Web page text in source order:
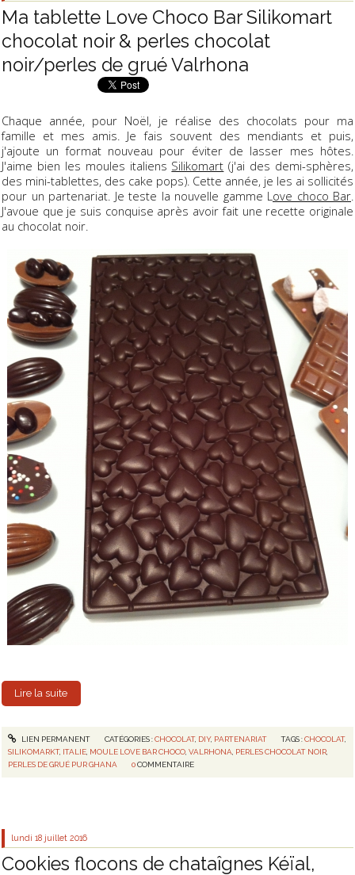
Ma tablette Love Choco Bar Silikomart
chocolat noir & perles chocolat
noir/perles de grué Valrhona
Chaque année, pour Noël, je réalise des chocolats pour ma
famille et mes amis. Je fais souvent des mendiants et puis,
j'ajoute un format nouveau pour éviter de lasser mes hôtes.
J'aime bien les moules italiens Silikomart (j'ai des demi-sphères,
des mini-tablettes, des cake pops). Cette année, je les ai sollicités
pour un partenariat. Je teste la nouvelle gamme Love choco Bar.
J'avoue que je suis conquise après avoir fait une recette originale
au chocolat noir.
Lire la suite
LIEN PERMANENT CATÉGORIES :CHOCOLAT, DIY, PARTENARIAT TAGS :CHOCOLAT,
SILIKOMARKT, ITALIE MOULE LOVE BAR CHOCO ,VALRHONA PERLES CHOCOLAT NOIR
PERLES DE GRUÉ PUR GHANA
0 COMMENTAIRE
lundi 18 juillet 2016
Cookies flocons de chataîgnes Kéïal,